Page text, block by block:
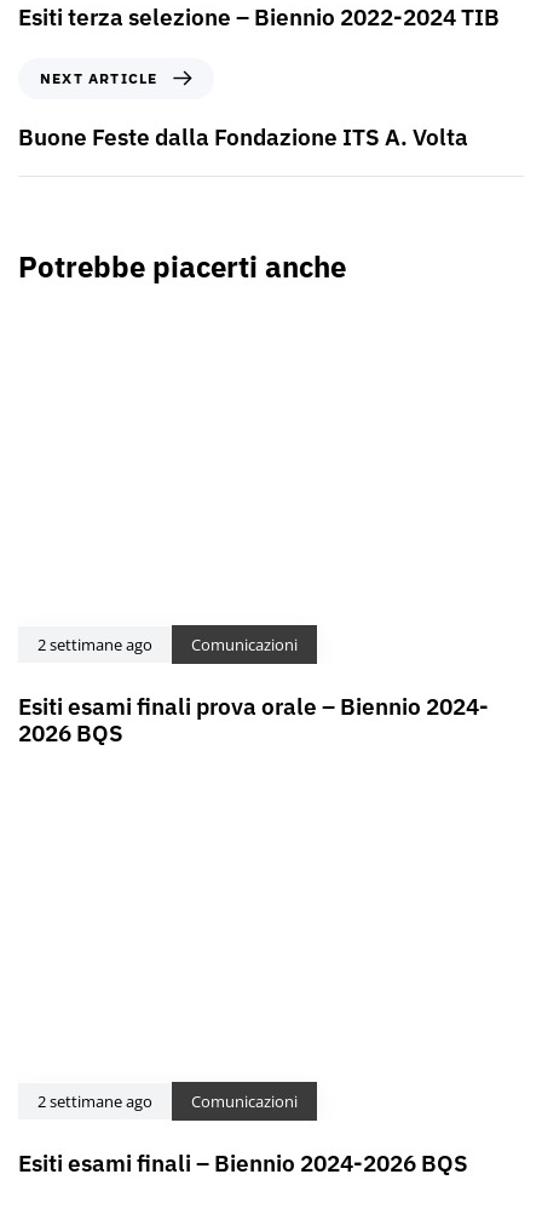
Esiti terza selezione – Biennio 2022-2024 TIB
NEXT ARTICLE
Buone Feste dalla Fondazione ITS A. Volta
Potrebbe piacerti anche
2 settimane ago Comunicazioni
Esiti esami finali prova orale – Biennio 2024-
2026 BQS
2 settimane ago Comunicazioni
Esiti esami finali – Biennio 2024-2026 BQS